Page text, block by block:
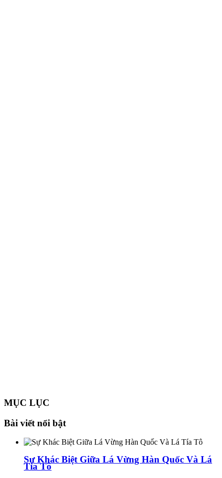
MỤC LỤC
Bài viết nổi bật
Sự Khác Biệt Giữa Lá Vừng Hàn Quốc Và Lá
Tía Tô